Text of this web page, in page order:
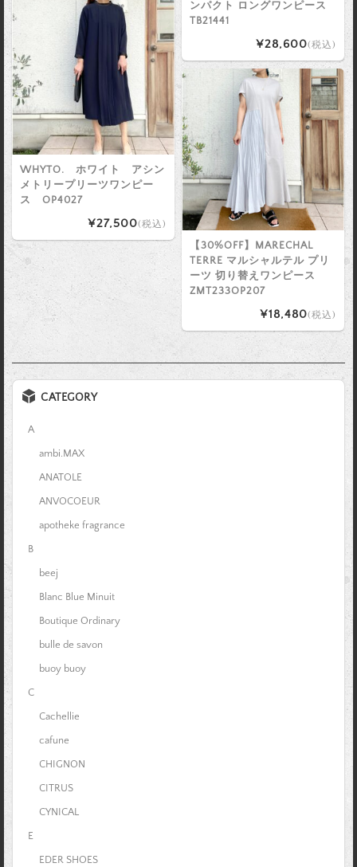
ンパクト ロングワンピース
TB21441
¥28,600(税込)
WHYTO. ホワイト アシン
メトリープリーツワンピー
ス OP4027
¥27,500(税込)
【30%OFF】MARECHAL
TERRE マルシャルテル プリ
ーツ 切り替えワンピース
ZMT233OP207
¥18,480(税込)
CATEGORY
A
ambi.MAX
ANATOLE
ANVOCOEUR
apotheke fragrance
B
beej
Blanc Blue Minuit
Boutique Ordinary
bulle de savon
buoy buoy
C
Cachellie
cafune
CHIGNON
CITRUS
CYNICAL
E
EDER SHOES